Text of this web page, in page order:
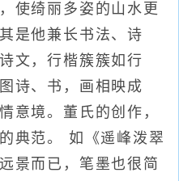
绮丽多姿的山水更
是他兼长书法、诗
文，行楷簇簇如行
诗、书，画相映成
意境。董氏的创作，
典范。 如《遥峰泼翠
景而已，笔墨也很简